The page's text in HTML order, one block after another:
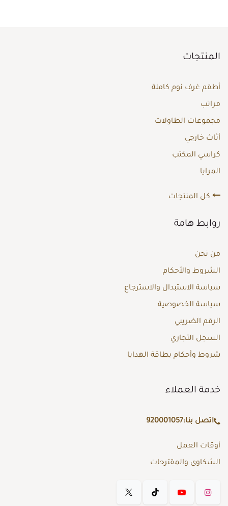
المنتجات
أطقم غرف نوم كاملة
مراتب
مجموعات الطاولات
أثاث خارجي
كراسي المكتب
المرايا
كل المنتجات
روابط هامة
من نحن
الشروط والأحكام
سياسة الاستبدال والاسترجاع
سياسة الخصوصية
الرقم الضريبي
السجل التجاري
شروط وأحكام بطاقة الهدايا
خدمة العملاء
اتصل بنا:920001057
أوقات العمل
الشكاوى والمقترحات